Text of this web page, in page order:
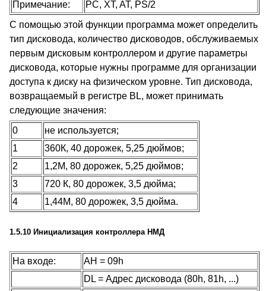
Примечание:
PC, XT, AT, PS/2
С помощью этой функции программа может определить
тип дисковода, количество дисководов, обслуживаемых
первым дисковым контроллером и другие параметры
дисковода, которые нужны программе для организации
доступа к диску на физическом уровне. Тип дисковода,
возвращаемый в регистре BL, может принимать
следующие значения:
0
не используется;
1
360К, 40 дорожек, 5,25 дюймов;
2
1,2М, 80 дорожек, 5,25 дюймов;
3
720 К, 80 дорожек, 3,5 дюйма;
4
1,44М, 80 дорожек, 3,5 дюйма.
1.5.10 Инициализация контроллера НМД
На входе:
AH = 09h
DL = Адрес дисковода (80h, 81h, ...)